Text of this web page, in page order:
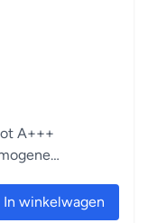
A+++
In winkelwagen